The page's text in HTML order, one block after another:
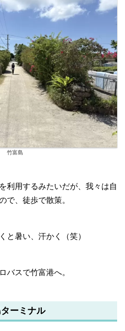
竹富島
利用するみたいだが、我々は自
で、徒歩で散策。
と暑い、汗かく（笑）
バスで竹富港へ。
ーミナル